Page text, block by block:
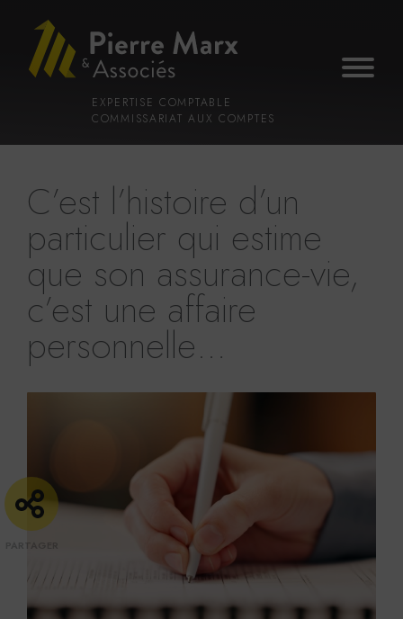
gestion
contenu
EXPERTISE COMPTABLE
COMMISSARIAT AUX COMPTES
C’est l’histoire d’un
particulier qui estime
que son assurance-vie,
c’est une affaire
personnelle…